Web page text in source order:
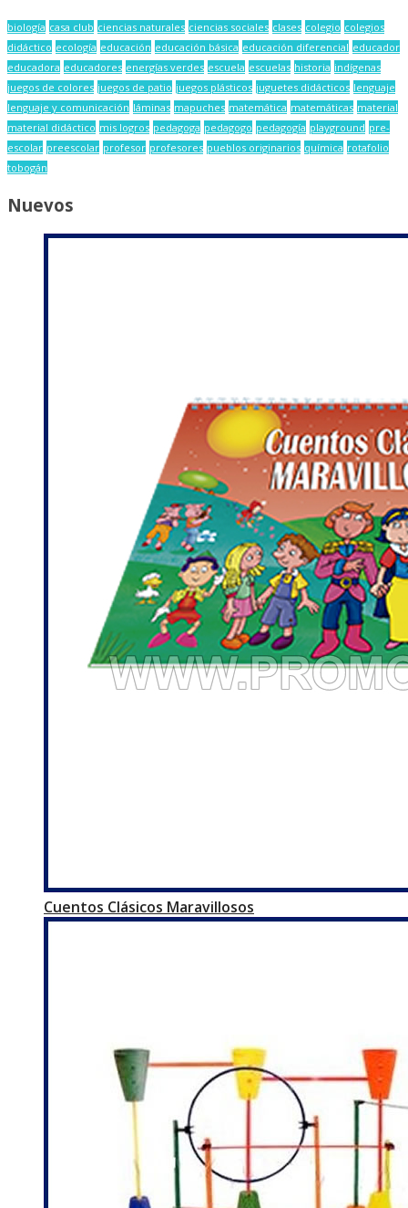
biología casa club ciencias naturales ciencias sociales clases colegio colegios
didáctico ecología educación educación básica educación diferencial educador
educadora educadores energías verdes escuela escuelas historia indígenas
juegos de colores juegos de patio juegos plásticos juguetes didácticos lenguaje
lenguaje y comunicación láminas mapuches matemática matemáticas material
material didáctico mis logros pedagoga pedagogo pedagogía playground pre-
escolar preescolar profesor profesores pueblos originarios química rotafolio
tobogán
Nuevos
Cuentos Clásicos Maravillosos